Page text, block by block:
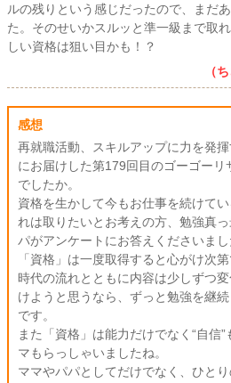
ルの残りという感じだったので、まだ
た。そのせいかスルッと準一級まで取
しい資格は狙い目かも！？
（
感想
再就職活動、スキルアップに力を発
にお届けした第179回目のゴーゴー
でしたか。
資格を生かして今もお仕事を続けて
れは取りたいとお考えの方、勉強真
パがアンケートにお答えくださいまし
「資格」は一度取得すると心がけ次
時代の流れとともに内容は少しずつ
けようと思うなら、ずっと勉強を継
です。
また「資格」は能力だけでなく“自信
マもらっしゃいましたね。
ママやパパとしてだけでなく、ひと